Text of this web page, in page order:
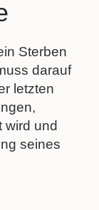
Sterben
darauf
letzten
wird und
seines